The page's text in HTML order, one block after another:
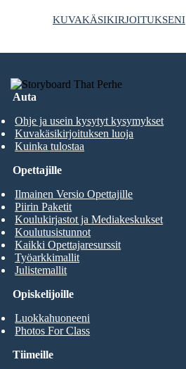
KUVAKÄSIKIRJOITUKSENI
Auta
Ohje ja usein kysytyt kysymykset
Kuvakäsikirjoituksen luoja
Kuinka tulostaa
Opiskelijoille
Luokkahuoneeni
Photos For Class
Opettajille
Ilmainen Versio Opettajille
Piirin Paketit
Koulukirjastot ja Mediakeskukset
Koulutusistunnot
Kaikki Opettajaresurssit
Työarkkimallit
Julistemallit
Tiimeille